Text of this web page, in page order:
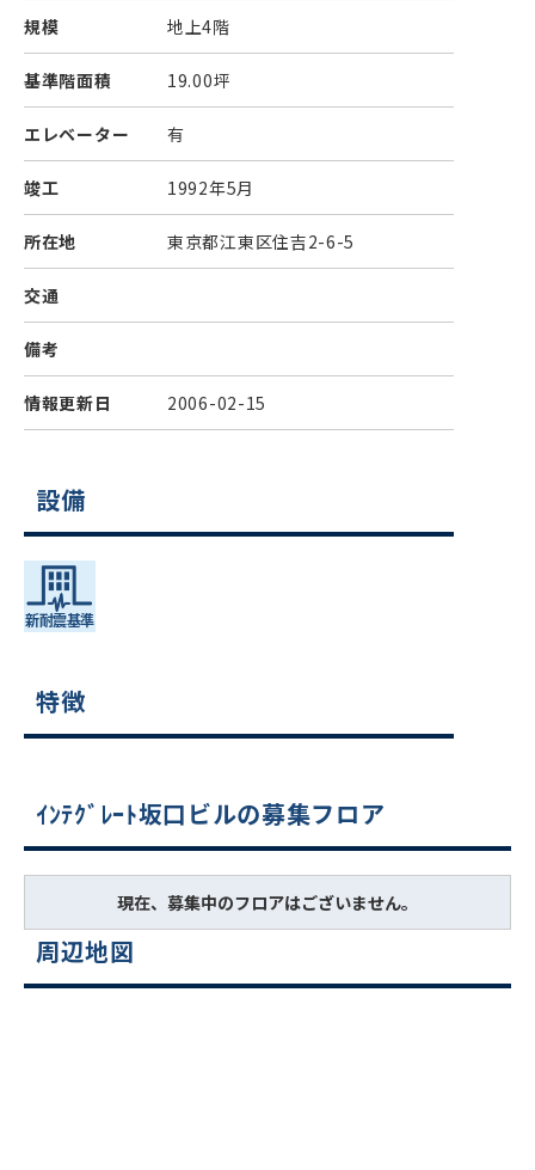
規模 地上4階
基準階面積 19.00坪
エレベーター 有
竣工 1992年5月
所在地 東京都江東区住吉2-6-5
交通
備考
情報更新日 2006-02-15
設備
特徴
ｲﾝﾃｸﾞﾚｰﾄ坂口ビルの募集フロア
現在、募集中のフロアはございません。
周辺地図